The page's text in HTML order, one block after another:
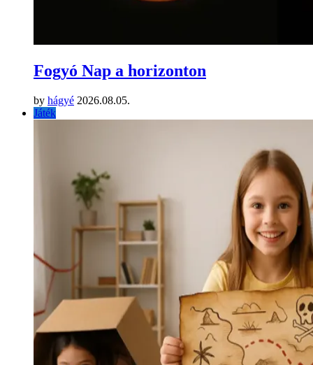
Fogyó Nap a horizonton
by hágyé 2026.08.05.
Játék